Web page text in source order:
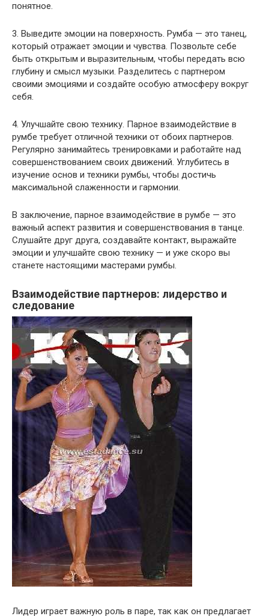
понятное.
3. Выведите эмоции на поверхность. Румба — это танец,
который отражает эмоции и чувства. Позвольте себе
быть открытым и выразительным, чтобы передать всю
глубину и смысл музыки. Разделитесь с партнером
своими эмоциями и создайте особую атмосферу вокруг
себя.
4. Улучшайте свою технику. Парное взаимодействие в
румбе требует отличной техники от обоих партнеров.
Регулярно занимайтесь тренировками и работайте над
совершенствованием своих движений. Углубитесь в
изучение основ и техники румбы, чтобы достичь
максимальной слаженности и гармонии.
В заключение, парное взаимодействие в румбе — это
важный аспект развития и совершенствования в танце.
Слушайте друг друга, создавайте контакт, выражайте
эмоции и улучшайте свою технику — и уже скоро вы
станете настоящими мастерами румбы.
Взаимодействие партнеров: лидерство и
следование
Лидер играет важную роль в паре, так как он предлагает